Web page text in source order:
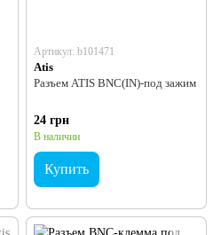
Артикул: b101471
Atis
Разъем ATIS BNC(IN)-под зажим
24 грн
В наличии
Купить